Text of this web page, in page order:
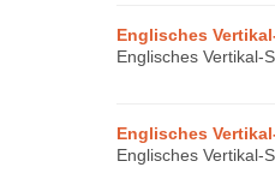
Englisches
Englisches Vertikal-
Englisches
Englisches Vertikal-